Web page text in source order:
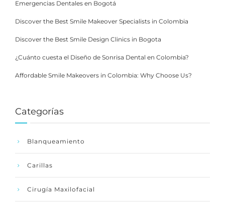
Emergencias Dentales en Bogotá
Discover the Best Smile Makeover Specialists in Colombia
Discover the Best Smile Design Clinics in Bogota
¿Cuánto cuesta el Diseño de Sonrisa Dental en Colombia?
Affordable Smile Makeovers in Colombia: Why Choose Us?
Categorías
Blanqueamiento
Carillas
Cirugía Maxilofacial